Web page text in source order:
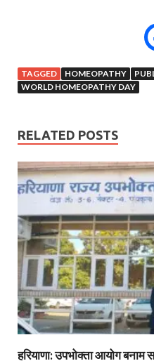
TAGGED HOMEOPATHY
WORLD HOMEOPATHY DAY
RELATED POSTS
हरियाणा: उपभोक्ता आयोग बनाम